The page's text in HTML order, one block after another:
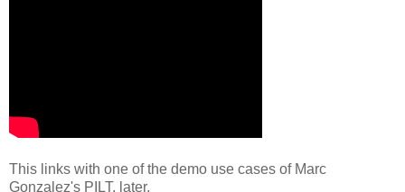
This links with one of the demo use cases of Marc
Gonzalez's PILT, later,